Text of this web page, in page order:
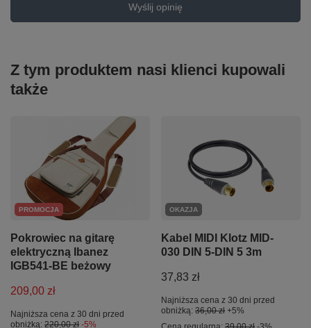
Wyślij opinię
Z tym produktem nasi klienci kupowali
także
PROMOCJA
Pokrowiec na gitarę
elektryczną Ibanez
IGB541-BE beżowy
209,00 zł
Najniższa cena z 30 dni przed
obniżką: 220,00 zł -5%
OKAZJA
Kabel MIDI Klotz MID-
030 DIN 5-DIN 5 3m
37,83 zł
Najniższa cena z 30 dni przed
obniżką: 36,00 zł +5%